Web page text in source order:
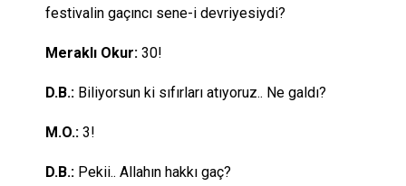
festivalin gaçıncı sene-i devriyesiydi?
Meraklı Okur: 30!
D.B.: Biliyorsun ki sıfırları atıyoruz.. Ne galdı?
M.O.: 3!
D.B.: Pekii.. Allahın hakkı gaç?